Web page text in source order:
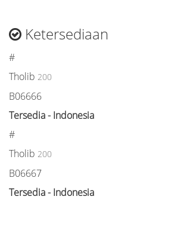
Ketersediaan
#
Tholib 200
B06666
Tersedia - Indonesia
#
Tholib 200
B06667
Tersedia - Indonesia